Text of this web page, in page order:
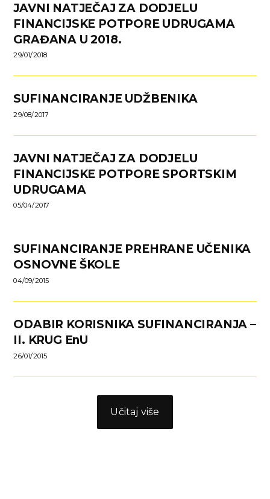
JAVNI NATJEČAJ ZA DODJELU
FINANCIJSKE POTPORE UDRUGAMA
GRAĐANA U 2018.
29/01/2018
SUFINANCIRANJE UDŽBENIKA
29/08/2017
JAVNI NATJEČAJ ZA DODJELU
FINANCIJSKE POTPORE SPORTSKIM
UDRUGAMA
05/04/2017
SUFINANCIRANJE PREHRANE UČENIKA
OSNOVNE ŠKOLE
04/09/2015
ODABIR KORISNIKA SUFINANCIRANJA –
II. KRUG EnU
26/01/2015
Učitaj više